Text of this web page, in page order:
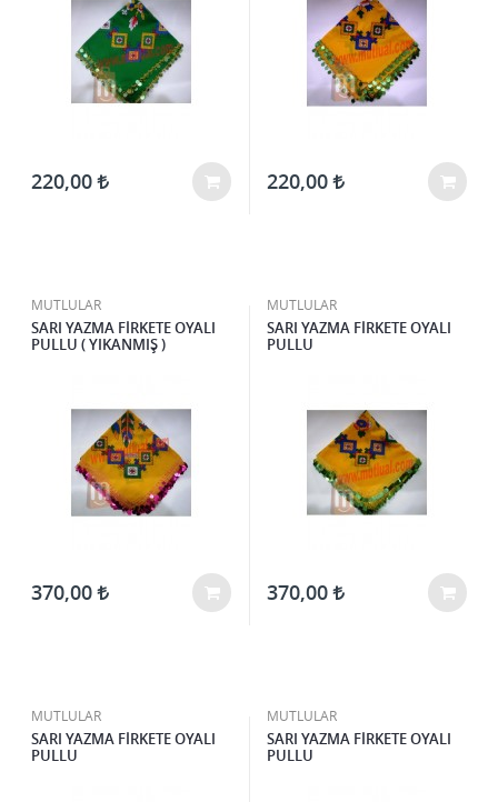
220,00 220,00
MUTLULAR
SARI YAZMA FİRKETE OYALI
PULLU ( YIKANMIŞ )
370,00
MUTLULAR
SARI YAZMA FİRKETE OYALI
PULLU
370,00
MUTLULAR
SARI YAZMA FİRKETE OYALI
PULLU
MUTLULAR
SARI YAZMA FİRKETE OYALI
PULLU